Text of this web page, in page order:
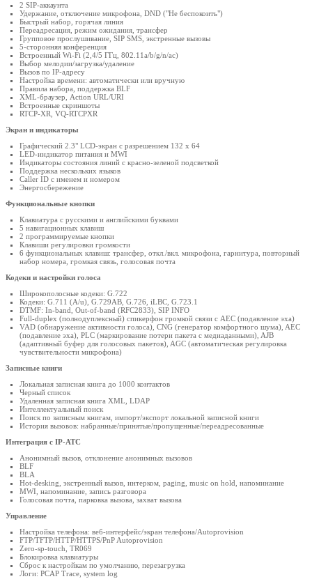
2 SIP-аккаунта
Удержание, отключение микрофона, DND ("Не беспокоить")
Быстрый набор, горячая линия
Переадресация, режим ожидания, трансфер
Групповое прослушивание, SIP SMS, экстренные вызовы
5-сторонняя конференция
Встроенный Wi-Fi (2,4/5 ГГц, 802.11a/b/g/n/ac)
Выбор мелодии/загрузка/удаление
Вызов по IP-адресу
Настройка времени: автоматически или вручную
Правила набора, поддержка BLF
XML-браузер, Action URL/URI
Встроенные скриншоты
RTCP-XR, VQ-RTCPXR
Экран и индикаторы
Графический 2.3" LCD-экран с разрешением 132 х 64
LED-индикатор питания и MWI
Индикаторы состояния линий с красно-зеленой подсветкой
Поддержка нескольких языков
Caller ID с именем и номером
Энергосбережение
Функциональные кнопки
Клавиатура с русскими и английскими буквами
5 навигационных клавиш
2 программируемые кнопки
Клавиши регулировки громкости
6 функциональных клавиш: трансфер, откл./вкл. микрофона, гарнитура, повторный
набор номера, громкая связь, голосовая почта
Кодеки и настройки голоса
Широкополосные кодеки: G.722
Кодеки: G.711 (A/u), G.729AB, G.726, iLBC, G.723.1
DTMF: In-band, Out-of-band (RFC2833), SIP INFO
Full-duplex (полнодуплексный) спикерфон громкой связи с AEC (подавление эха)
VAD (обнаружение активности голоса), CNG (генератор комфортного шума), AEC
(подавление эха), PLC (маркирование потери пакета с медиаданными), AJB
(адаптивный буфер для голосовых пакетов), AGC (автоматическая регулировка
чувствительности микрофона)
Записные книги
Локальная записная книга до 1000 контактов
Черный список
Удаленная записная книга XML, LDAP
Интеллектуальный поиск
Поиск по записным книгам, импорт/экспорт локальной записной книги
История вызовов: набранные/принятые/пропущенные/переадресованные
Интеграция с IP-АТС
Анонимный вызов, отклонение анонимных вызовов
BLF
BLA
Hot-desking, экстренный вызов, интерком, paging, music on hold, напоминание
MWI, напоминание, запись разговора
Голосовая почта, парковка вызова, захват вызова
Управление
Настройка телефона: веб-интерфейс/экран телефона/Autoprovision
FTP/TFTP/HTTP/HTTPS/PnP Autoprovision
Zero-sp-touch, TR069
Блокировка клавиатуры
Сброс к настройкам по умолчанию, перезагрузка
Логи: PCAP Trace, system log